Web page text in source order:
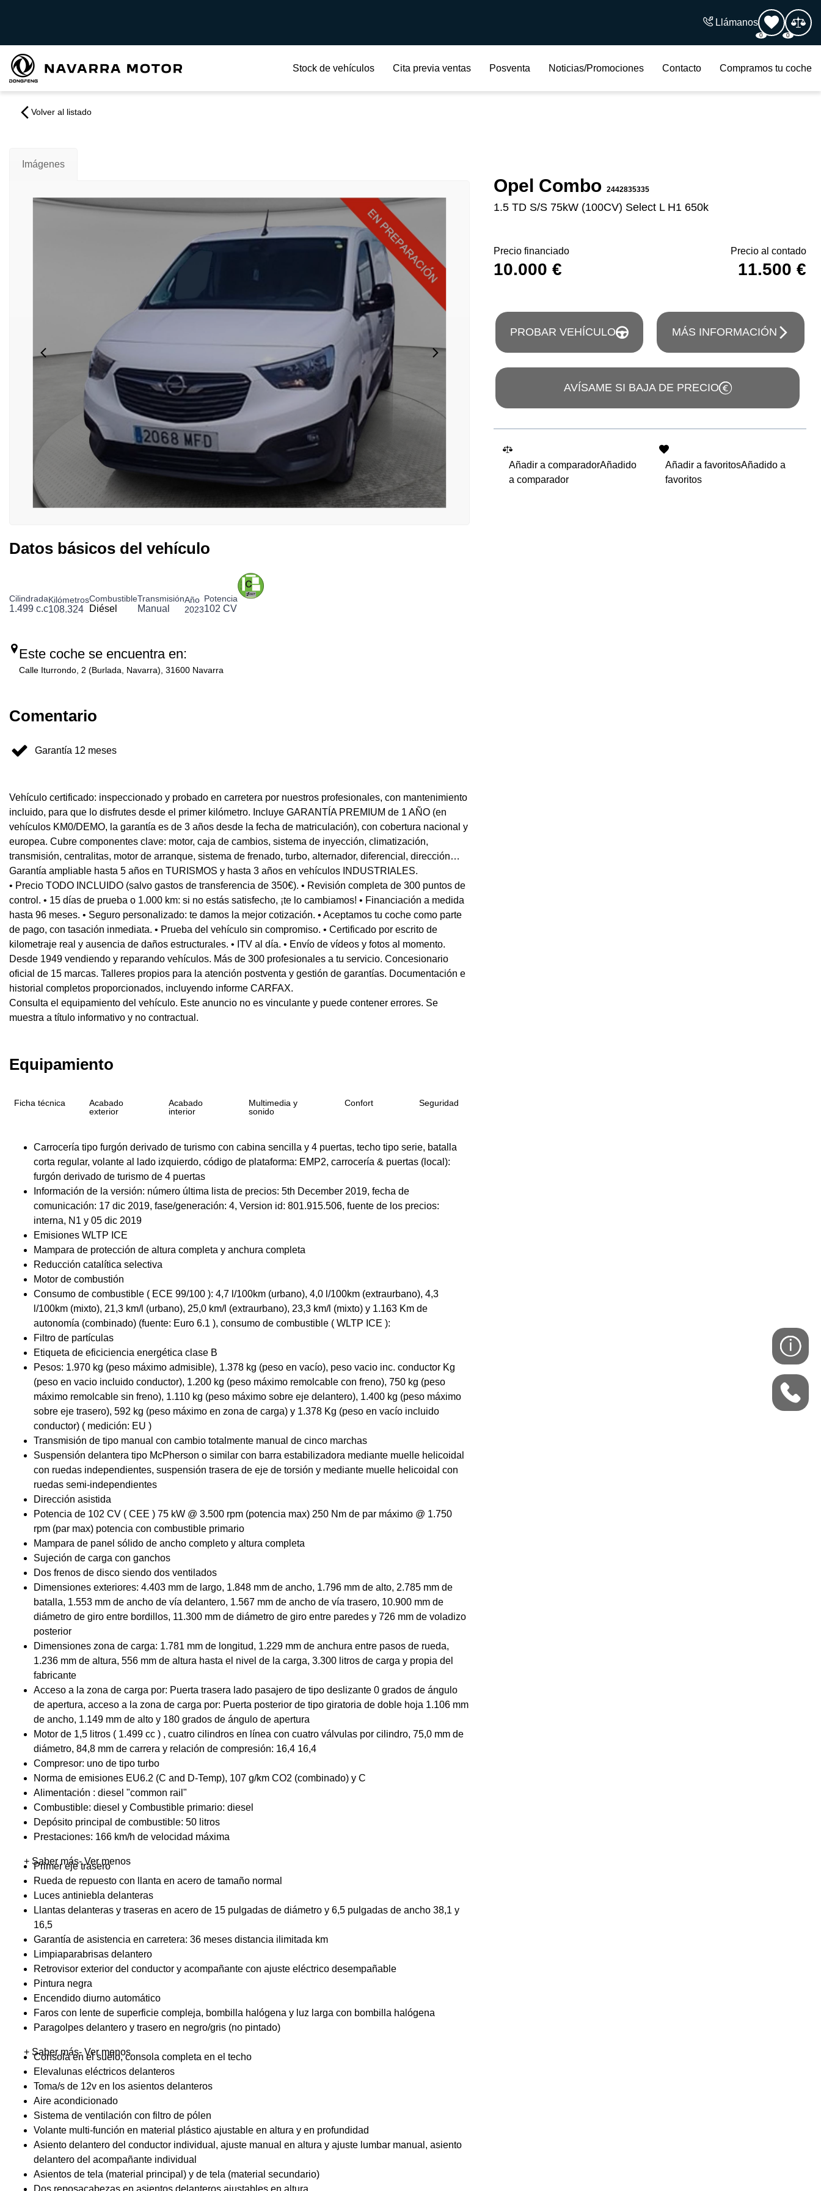
Llámanos
0 0
Stock de vehículos Cita previa ventas Posventa Noticias/Promociones Contacto Compramos tu coche
Volver al listado
Imágenes
Opel Combo 2442835335
1.5 TD S/S 75kW (100CV) Select L H1 650k
Precio financiado
10.000 €
Precio al contado
11.500 €
PROBAR VEHÍCULO MÁS INFORMACIÓN
AVÍSAME SI BAJA DE PRECIO
Añadir a comparadorAñadido
a comparador
Añadir a favoritosAñadido a
favoritos
Datos básicos del vehículo
Cilindrada
1.499 c.c
Kilómetros
108.324
Combustible
Diésel
Transmisión
Manual
Año
2023
Potencia
102 CV
Este coche se encuentra en:
Calle Iturrondo, 2 (Burlada, Navarra), 31600 Navarra
Comentario
Garantía 12 meses
Vehículo certificado: inspeccionado y probado en carretera por nuestros profesionales, con mantenimiento
incluido, para que lo disfrutes desde el primer kilómetro. Incluye GARANTÍA PREMIUM de 1 AÑO (en
vehículos KM0/DEMO, la garantía es de 3 años desde la fecha de matriculación), con cobertura nacional y
europea. Cubre componentes clave: motor, caja de cambios, sistema de inyección, climatización,
transmisión, centralitas, motor de arranque, sistema de frenado, turbo, alternador, diferencial, dirección…
Garantía ampliable hasta 5 años en TURISMOS y hasta 3 años en vehículos INDUSTRIALES.
• Precio TODO INCLUIDO (salvo gastos de transferencia de 350€). • Revisión completa de 300 puntos de
control. • 15 días de prueba o 1.000 km: si no estás satisfecho, ¡te lo cambiamos! • Financiación a medida
hasta 96 meses. • Seguro personalizado: te damos la mejor cotización. • Aceptamos tu coche como parte
de pago, con tasación inmediata. • Prueba del vehículo sin compromiso. • Certificado por escrito de
kilometraje real y ausencia de daños estructurales. • ITV al día. • Envío de vídeos y fotos al momento.
Desde 1949 vendiendo y reparando vehículos. Más de 300 profesionales a tu servicio. Concesionario
oficial de 15 marcas. Talleres propios para la atención postventa y gestión de garantías. Documentación e
historial completos proporcionados, incluyendo informe CARFAX.
Consulta el equipamiento del vehículo. Este anuncio no es vinculante y puede contener errores. Se
muestra a título informativo y no contractual.
Equipamiento
Ficha técnica
Carrocería tipo furgón derivado de turismo con cabina sencilla y 4 puertas, techo tipo serie, batalla
corta regular, volante al lado izquierdo, código de plataforma: EMP2, carrocería & puertas (local):
furgón derivado de turismo de 4 puertas
Información de la versión: número última lista de precios: 5th December 2019, fecha de
comunicación: 17 dic 2019, fase/generación: 4, Version id: 801.915.506, fuente de los precios:
interna, N1 y 05 dic 2019
Emisiones WLTP ICE
Mampara de protección de altura completa y anchura completa
Reducción catalítica selectiva
Motor de combustión
Consumo de combustible ( ECE 99/100 ): 4,7 l/100km (urbano), 4,0 l/100km (extraurbano), 4,3
l/100km (mixto), 21,3 km/l (urbano), 25,0 km/l (extraurbano), 23,3 km/l (mixto) y 1.163 Km de
autonomía (combinado) (fuente: Euro 6.1 ), consumo de combustible ( WLTP ICE ):
Filtro de partículas
Etiqueta de eficiciencia energética clase B
Pesos: 1.970 kg (peso máximo admisible), 1.378 kg (peso en vacío), peso vacio inc. conductor Kg
(peso en vacio incluido conductor), 1.200 kg (peso máximo remolcable con freno), 750 kg (peso
máximo remolcable sin freno), 1.110 kg (peso máximo sobre eje delantero), 1.400 kg (peso máximo
sobre eje trasero), 592 kg (peso máximo en zona de carga) y 1.378 Kg (peso en vacío incluido
conductor) ( medición: EU )
Transmisión de tipo manual con cambio totalmente manual de cinco marchas
Suspensión delantera tipo McPherson o similar con barra estabilizadora mediante muelle helicoidal
con ruedas independientes, suspensión trasera de eje de torsión y mediante muelle helicoidal con
ruedas semi-independientes
Dirección asistida
Potencia de 102 CV ( CEE ) 75 kW @ 3.500 rpm (potencia max) 250 Nm de par máximo @ 1.750
rpm (par max) potencia con combustible primario
Mampara de panel sólido de ancho completo y altura completa
Sujeción de carga con ganchos
Dos frenos de disco siendo dos ventilados
Dimensiones exteriores: 4.403 mm de largo, 1.848 mm de ancho, 1.796 mm de alto, 2.785 mm de
batalla, 1.553 mm de ancho de vía delantero, 1.567 mm de ancho de vía trasero, 10.900 mm de
diámetro de giro entre bordillos, 11.300 mm de diámetro de giro entre paredes y 726 mm de voladizo
posterior
Dimensiones zona de carga: 1.781 mm de longitud, 1.229 mm de anchura entre pasos de rueda,
1.236 mm de altura, 556 mm de altura hasta el nivel de la carga, 3.300 litros de carga y propia del
fabricante
Acceso a la zona de carga por: Puerta trasera lado pasajero de tipo deslizante 0 grados de ángulo
de apertura, acceso a la zona de carga por: Puerta posterior de tipo giratoria de doble hoja 1.106 mm
de ancho, 1.149 mm de alto y 180 grados de ángulo de apertura
Motor de 1,5 litros ( 1.499 cc ) , cuatro cilindros en línea con cuatro válvulas por cilindro, 75,0 mm de
diámetro, 84,8 mm de carrera y relación de compresión: 16,4 16,4
Compresor: uno de tipo turbo
Norma de emisiones EU6.2 (C and D-Temp), 107 g/km CO2 (combinado) y C
Alimentación : diesel "common rail"
Combustible: diesel y Combustible primario: diesel
Depósito principal de combustible: 50 litros
Prestaciones: 166 km/h de velocidad máxima
+ Saber más- Ver menos
Acabado
exterior
Primer eje trasero
Rueda de repuesto con llanta en acero de tamaño normal
Luces antiniebla delanteras
Llantas delanteras y traseras en acero de 15 pulgadas de diámetro y 6,5 pulgadas de ancho 38,1 y
16,5
Garantía de asistencia en carretera: 36 meses distancia ilimitada km
Limpiaparabrisas delantero
Retrovisor exterior del conductor y acompañante con ajuste eléctrico desempañable
Pintura negra
Encendido diurno automático
Faros con lente de superficie compleja, bombilla halógena y luz larga con bombilla halógena
Paragolpes delantero y trasero en negro/gris (no pintado)
+ Saber más- Ver menos
Acabado
interior
Consola en el suelo, consola completa en el techo
Elevalunas eléctricos delanteros
Toma/s de 12v en los asientos delanteros
Aire acondicionado
Sistema de ventilación con filtro de pólen
Volante multi-función en material plástico ajustable en altura y en profundidad
Asiento delantero del conductor individual, ajuste manual en altura y ajuste lumbar manual, asiento
delantero del acompañante individual
Asientos de tela (material principal) y de tela (material secundario)
Dos reposacabezas en asientos delanteros ajustables en altura
Multimedia y
sonido
Confort Seguridad